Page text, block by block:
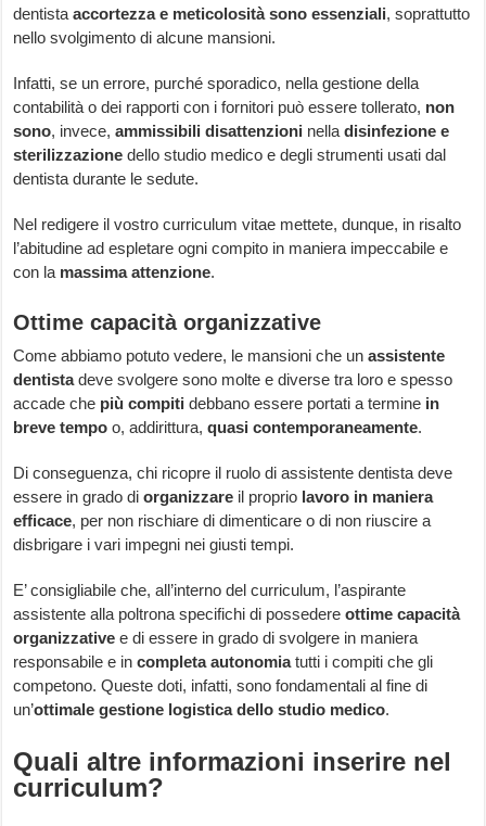
dentistaaccortezza e meticolosità sono essenziali, soprattutto
nello svolgimento di alcune mansioni.
Infatti, se un errore, purché sporadico, nella gestione della
contabilità o dei rapporti con i fornitori può essere tollerato, non
sono, invece,ammissibili disattenzioni nelladisinfezione e
sterilizzazionedello studio medico e degli strumenti usati dal
dentista durante le sedute.
Nel redigere il vostro curriculum vitae mettete, dunque, in risalto
l’abitudine ad espletare ogni compito in maniera impeccabile e
con la massima attenzione.
Ottime capacità organizzative
Come abbiamo potuto vedere, le mansioni che unassistente
dentistadeve svolgere sono molte e diverse tra loro e spesso
accade che più compiti debbano essere portati a termine in
breve tempo o, addirittura,quasi contemporaneamente.
Di conseguenza, chi ricopre il ruolo di assistente dentista deve
essere in grado diorganizzare il proprio lavoro in maniera
efficace, per non rischiare di dimenticare o di non riuscire a
disbrigare i vari impegni nei giusti tempi.
E’ consigliabile che, all’interno del curriculum, l’aspirante
assistente alla poltrona specifichi di possedereottime capacità
organizzative e di essere in grado di svolgere in maniera
responsabile e incompleta autonomiatutti i compiti che gli
competono. Queste doti, infatti, sono fondamentali al fine di
un’ottimale gestione logistica dello studio medico.
Quali altre informazioni inserire nel
curriculum?